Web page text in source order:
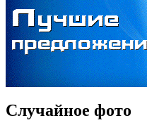
Случайное фото